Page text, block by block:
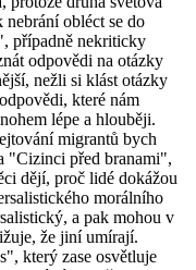
nebrání obléct se do
případně nekriticky
odpovědi na otázky
nežli si klást otázky
které nám
lépe a hlouběji.
migrantů bych
"Cizinci před branami",
dějí, proč lidé dokážou
morálního
a pak mohou v
že jiní umírají.
který zase osvětluje